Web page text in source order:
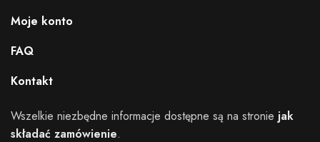
Moje konto
FAQ
Kontakt
Wszelkie niezbędne informacje dostępne są na stronie jak
składać zamówienie.